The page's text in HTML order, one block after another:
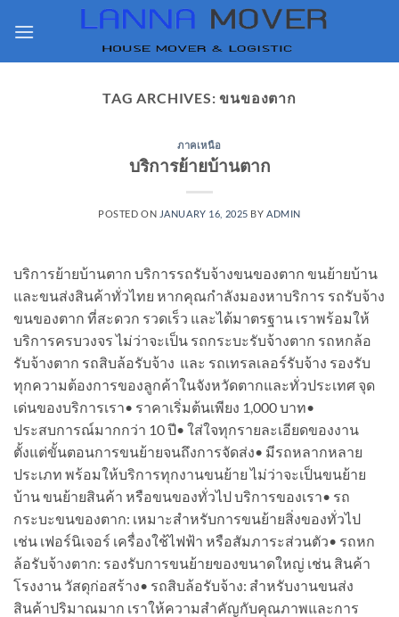
TAG ARCHIVES:ขนของตาก
ภาคเหนือ
บริการย้ายบ้านตาก
POSTED ON JANUARY 16, 2025 BY ADMIN
บริการย้ายบ้านตาก บริการรถรับจ้างขนของตาก ขนย้ายบ้าน
และขนส่งสินค้าทั่วไทย หากคุณกำลังมองหาบริการ รถรับจ้าง
ขนของตาก ที่สะดวก รวดเร็ว และได้มาตรฐาน เราพร้อมให้
บริการครบวงจร ไม่ว่าจะเป็น รถกระบะรับจ้างตาก รถหกล้อ
รับจ้างตาก รถสิบล้อรับจ้าง และ รถเทรลเลอร์รับจ้าง รองรับ
ทุกความต้องการของลูกค้าในจังหวัดตากและทั่วประเทศ จุด
เด่นของบริการเรา• ราคาเริ่มต้นเพียง 1,000 บาท•
ประสบการณ์มากกว่า 10 ปี• ใส่ใจทุกรายละเอียดของงาน
ตั้งแต่ขั้นตอนการขนย้ายจนถึงการจัดส่ง• มีรถหลากหลาย
ประเภท พร้อมให้บริการทุกงานขนย้าย ไม่ว่าจะเป็นขนย้าย
บ้าน ขนย้ายสินค้า หรือขนของทั่วไป บริการของเรา• รถ
กระบะขนของตาก: เหมาะสำหรับการขนย้ายสิ่งของทั่วไป
เช่น เฟอร์นิเจอร์ เครื่องใช้ไฟฟ้า หรือสัมภาระส่วนตัว• รถหก
ล้อรับจ้างตาก: รองรับการขนย้ายของขนาดใหญ่ เช่น สินค้า
โรงงาน วัสดุก่อสร้าง• รถสิบล้อรับจ้าง: สำหรับงานขนส่ง
สินค้าปริมาณมาก เราให้ความสำคัญกับคุณภาพและการ